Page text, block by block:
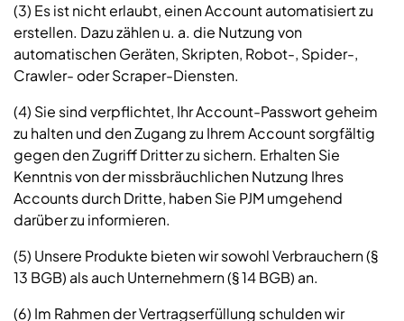
(3) Es ist nicht erlaubt, einen Account automatisiert zu
erstellen. Dazu zählen u. a. die Nutzung von
automatischen Geräten, Skripten, Robot-, Spider-,
Crawler- oder Scraper-Diensten.
(4) Sie sind verpflichtet, Ihr Account-Passwort geheim
zu halten und den Zugang zu Ihrem Account sorgfältig
gegen den Zugriff Dritter zu sichern. Erhalten Sie
Kenntnis von der missbräuchlichen Nutzung Ihres
Accounts durch Dritte, haben Sie PJM umgehend
darüber zu informieren.
(5) Unsere Produkte bieten wir sowohl Verbrauchern (§
13 BGB) als auch Unternehmern (§ 14 BGB) an.
(6) Im Rahmen der Vertragserfüllung schulden wir